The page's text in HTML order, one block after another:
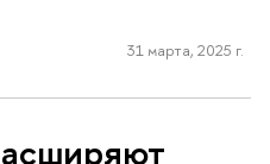
31 марта, 2025 г.